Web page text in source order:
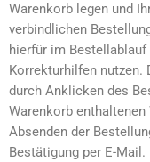
Warenkorb legen und
verbindlichen
hierfür im
Korrekturhilfen nutzen.
durch Anklicken des
Warenkorb
Absenden der
Bestätigung per E-Mail.